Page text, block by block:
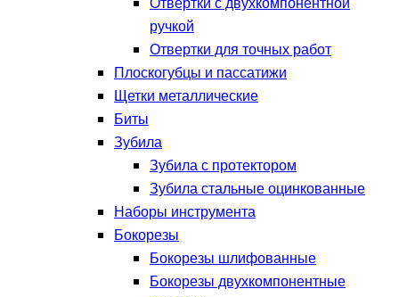
ручкой
Отвертки для точных работ
Плоскогубцы и пассатижи
Щетки металлические
Биты
Зубила
Зубила с протектором
Зубила стальные оцинкованные
Наборы инструмента
Бокорезы
Бокорезы шлифованные
Бокорезы двухкомпонентные